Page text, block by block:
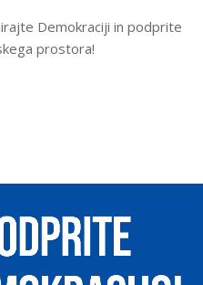
Demokraciji in podprite
prostora!